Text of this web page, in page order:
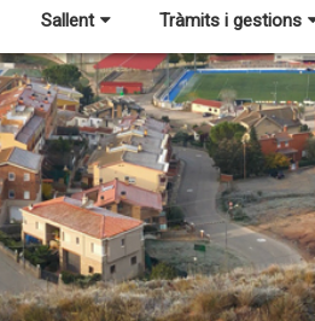
Sallent Tràmits i gestions